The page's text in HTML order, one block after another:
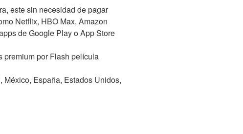
este sin necesidad de pagar
Netflix, HBO Max, Amazon
de Google Play o App Store
premium por Flash película
España, Estados Unidos,